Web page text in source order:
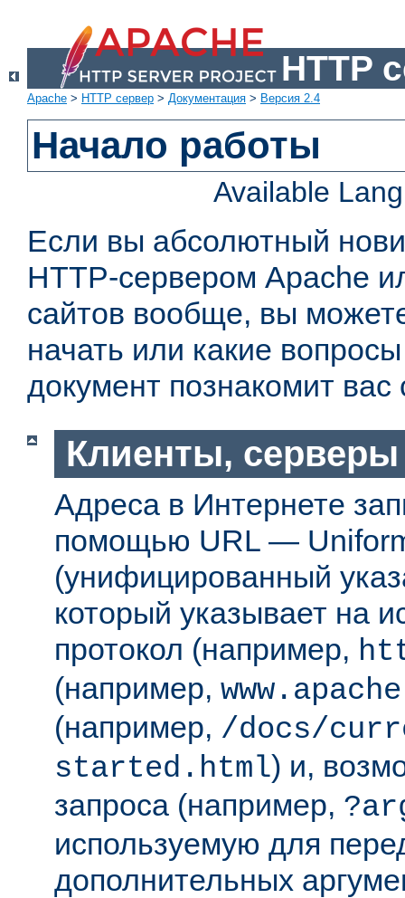
HTTP
Apache > HTTP сервер > Документация > Версия 2.4
Начало работы
Available
Если вы абсолютный
HTTP-сервером Apache
сайтов вообще, вы
начать или какие
документ познакомит вас
Клиенты, серверы
Адреса в Интернете
помощью URL —
(унифицированный
который указывает на
протокол (например,
(например,
(например, /docs/
started.html) и,
запроса (например,
используемую для
дополнительных